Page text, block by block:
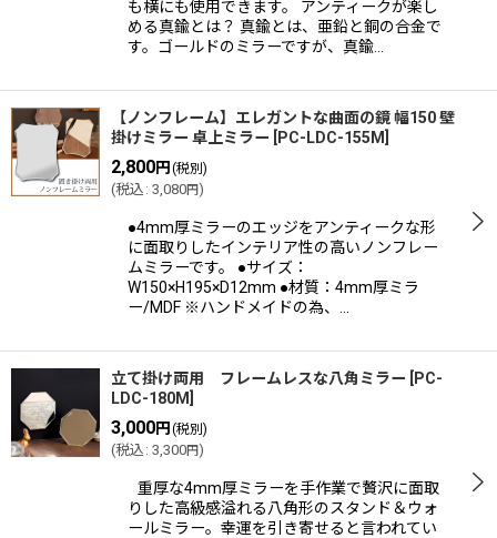
も横にも使用できます。 アンティークが楽し
める真鍮とは？ 真鍮とは、亜鉛と銅の合金で
す。ゴールドのミラーですが、真鍮…
【ノンフレーム】エレガントな曲面の鏡 幅150 壁
掛けミラー 卓上ミラー
PC-LDC-155M
2,800円 (税別)
(税込 : 3,080円)
●4mm厚ミラーのエッジをアンティークな形
に面取りしたインテリア性の高いノンフレー
ムミラーです。 ●サイズ：
W150×H195×D12mm ●材質：4mm厚ミラ
ー/MDF ※ハンドメイドの為、…
立て掛け両用 フレームレスな八角ミラー
PC-
LDC-180M
3,000円 (税別)
(税込 : 3,300円)
重厚な4mm厚ミラーを手作業で贅沢に面取
りした高級感溢れる八角形のスタンド＆ウォ
ールミラー。幸運を引き寄せると言われてい